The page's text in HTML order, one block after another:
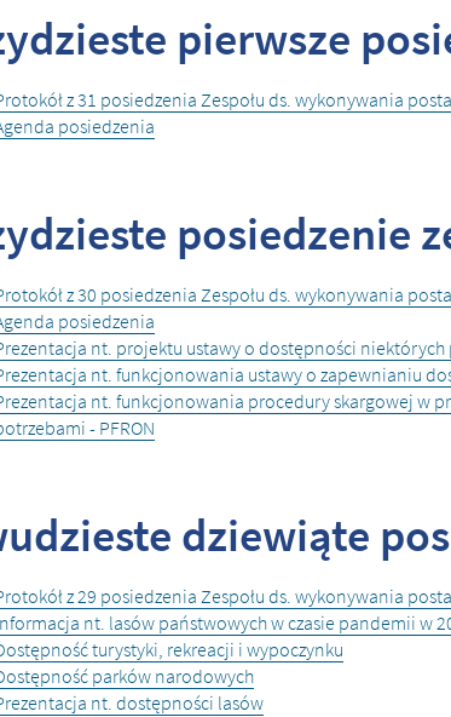
pierwsze
z 31 posiedzenia Zespołu ds. wykonywania
posiedzenia
posiedzenie
z 30 posiedzenia Zespołu ds. wykonywania
posiedzenia
nt. projektu ustawy o dostępności niektórych
nt. funkcjonowania ustawy o zapewnianiu
nt. funkcjonowania procedury skargowej w
- PFRON
dziewiąte
z 29 posiedzenia Zespołu ds. wykonywania
nt. lasów państwowych w czasie pandemii w
turystyki, rekreacji i wypoczynku
parków narodowych
nt. dostępności lasów